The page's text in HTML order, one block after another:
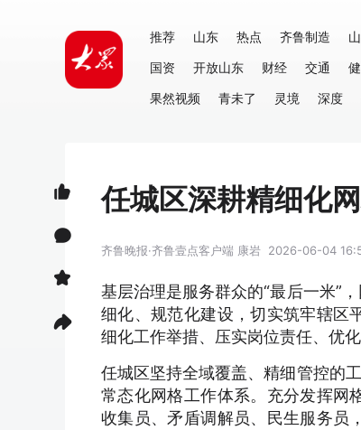
推荐 山东 热点 齐鲁制造
国资
开放山东 财经 交通
果然视频
青未了 灵境 深度
任城区深耕精细化
齐鲁晚报·齐鲁壹点客户端 康岩 2026-06-04
基层治理是服务群众的“最后一米”
细化、规范化建设，切实筑牢辖区
细化工作举措、压实岗位责任、优
任城区坚持全域覆盖、精细管控的
常态化网格工作体系。充分发挥网
收集员、矛盾调解员、民生服务员